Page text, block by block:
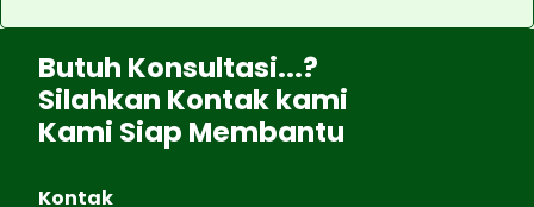
Butuh Konsultasi...?
Silahkan Kontak kami
Kami Siap Membantu
Kontak